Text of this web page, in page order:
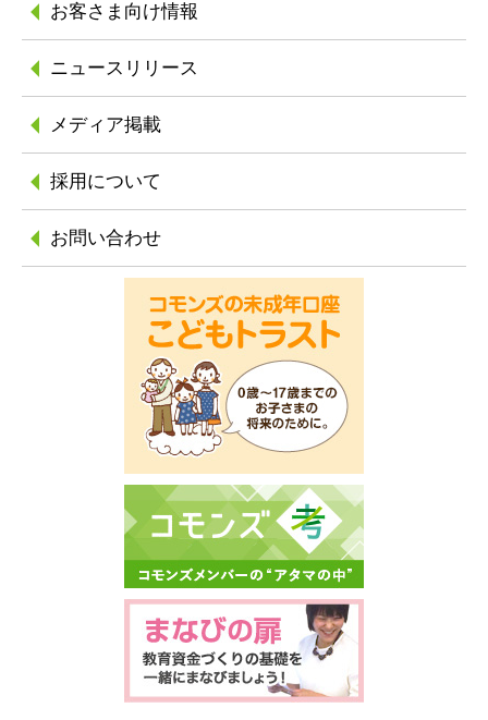
お客さま向け情報
ニュースリリース
メディア掲載
採用について
お問い合わせ